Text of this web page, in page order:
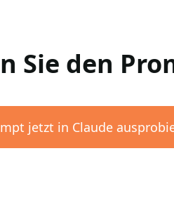
Sie den
jetzt in Claude